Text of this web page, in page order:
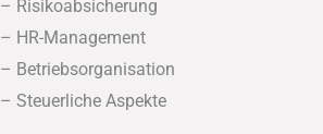
– Risikoabsicherung
– HR-Management
– Betriebsorganisation
– Steuerliche Aspekte